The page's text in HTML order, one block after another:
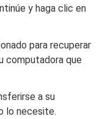
y haga clic en
para recuperar
computadora que
a su
lo necesite.